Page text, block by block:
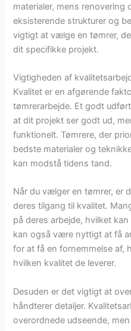
materialer, mens renovering
eksisterende strukturer og
vigtigt at vælge en tømrer,
dit specifikke projekt.
Vigtigheden af
Kvalitet er en afgørende
tømrerarbejde. Et godt
at dit projekt ser godt ud,
funktionelt. Tømrere, der
bedste materialer og
kan modstå tidens tand.
Når du vælger en tømrer, er
deres tilgang til kvalitet.
på deres arbejde, hvilket
kan også være nyttigt at få
for at få en fornemmelse af,
hvilken kvalitet de leverer.
Desuden er det vigtigt at
håndterer detaljer.
overordnede udseende,